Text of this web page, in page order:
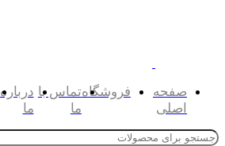
صفحه
اصلی
فروشگاهتماس با
ما
درباره
ما